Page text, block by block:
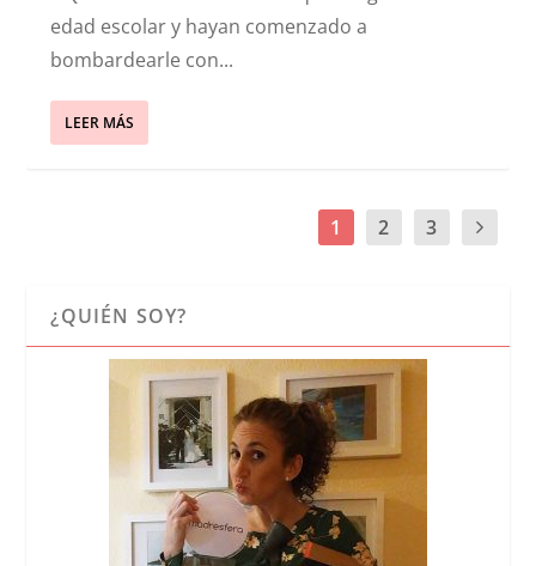
edad escolar y hayan comenzado a
bombardearle con...
LEER MÁS
1 2 3
¿QUIÉN SOY?